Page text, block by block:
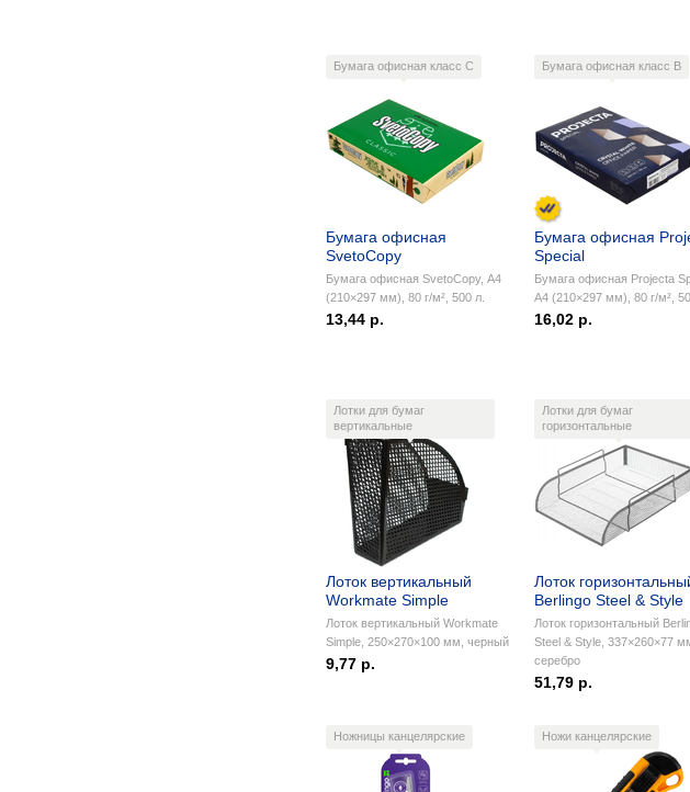
Бумага офисная класс C
Бумага офисная
SvetoCopy
Бумага офисная SvetoCopy, А4
(210×297 мм), 80 г/м², 500 л.
13,44 р.
Бумага офисная класс B
Бумага офисная
Special
Бумага офисная Projecta
А4 (210×297 мм), 80 г/м²,
16,02 р.
Лотки для бумаг
вертикальные
Лоток вертикальный
Workmate Simple
Лоток вертикальный Workmate
Simple, 250×270×100 мм, черный
9,77 р.
Лотки для бумаг
горизонтальные
Лоток
Berlingo Steel & Style
Лоток горизонтальный
Steel & Style, 337×260×77
серебро
51,79 р.
Ножницы канцелярские Ножи канцелярские